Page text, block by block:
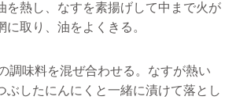
を熱し、なすを素揚げして中まで火が
に取り、油をよくきる。
調味料を混ぜ合わせる。なすが熱い
ぶしたにんにくと一緒に漬けて落とし